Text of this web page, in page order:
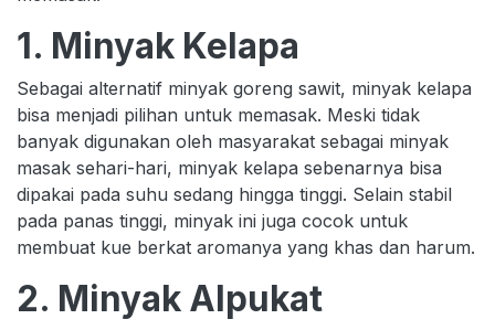
1. Minyak Kelapa
Sebagai alternatif minyak goreng sawit, minyak kelapa
bisa menjadi pilihan untuk memasak. Meski tidak
banyak digunakan oleh masyarakat sebagai minyak
masak sehari-hari, minyak kelapa sebenarnya bisa
dipakai pada suhu sedang hingga tinggi. Selain stabil
pada panas tinggi, minyak ini juga cocok untuk
membuat kue berkat aromanya yang khas dan harum.
2. Minyak Alpukat